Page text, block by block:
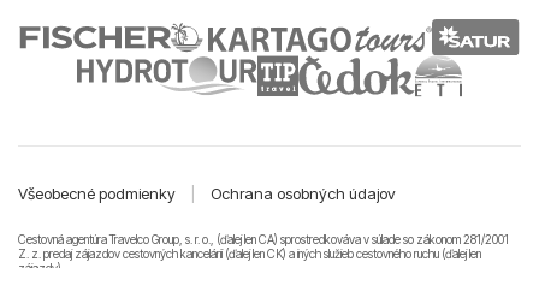
Všeobecné podmienky Ochrana osobných údajov
Cestovná agentúra Travelco Group, s. r. o., (ďalej len CA) sprostredkováva v súlade so zákonom 281/2001
Z. z. predaj zájazdov cestovných kancelárii (ďalej len CK) a iných služieb cestovného ruchu (ďalej len
zájazdy).